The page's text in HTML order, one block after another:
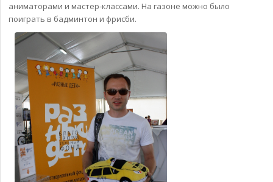
аниматорами и мастер-классами. На газоне можно было
поиграть в бадминтон и фрисби.